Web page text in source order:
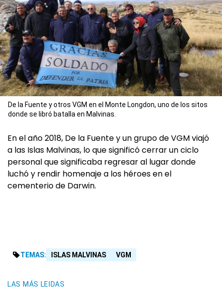
De la Fuente y otros VGM en el Monte Longdon, uno de los sitos
donde se libró batalla en Malvinas.
En el año 2018, De la Fuente y un grupo de VGM viajó
a las Islas Malvinas, lo que significó cerrar un ciclo
personal que significaba regresar al lugar donde
luchó y rendir homenaje a los héroes en el
cementerio de Darwin.
TEMAS: ISLAS MALVINAS VGM
LAS MÁS LEIDAS